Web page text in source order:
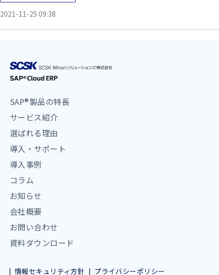
2021-11-25 09:38
SAP®製品の特長
サービス紹介
選ばれる理由
導入・サポート
導入事例
コラム
お知らせ
会社概要
お問い合わせ
資料ダウンロード
情報セキュリティ方針 プライバシーポリシー